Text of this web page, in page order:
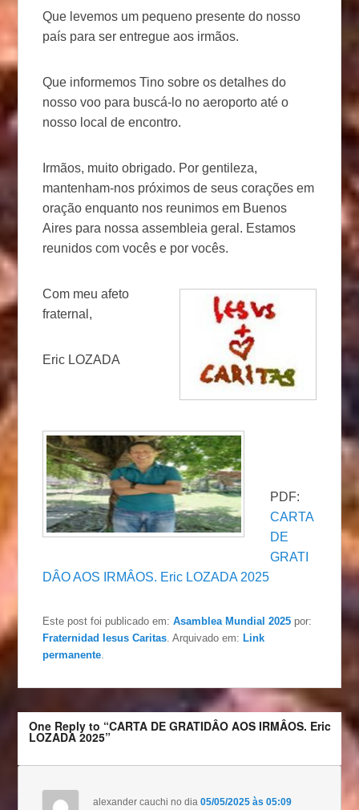
Que levemos um pequeno presente do nosso
país para ser entregue aos irmãos.
Que informemos Tino sobre os detalhes do
nosso voo para buscá-lo no aeroporto até o
nosso local de encontro.
Irmãos, muito obrigado. Por gentileza,
mantenham-nos próximos de seus corações em
oração enquanto nos reunimos em Buenos
Aires para nossa assembleia geral. Estamos
reunidos com vocês e por vocês.
Com meu afeto
fraternal,
Eric LOZADA
PDF:
CARTA
DE
GRATI
DÂO AOS IRMÂOS. Eric LOZADA 2025
Este post foi publicado em:Asamblea Mundial 2025 por:
Fraternidad Iesus Caritas . Arquivado em: Link
permanente
One Reply to “CARTA DE GRATIDÂO AOS IRMÂOS. Eric
LOZADA 2025”
alexander cauchi no dia05/05/2025 às 05:09